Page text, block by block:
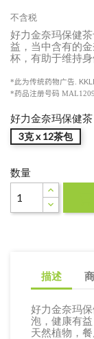
不含税
好力金奈玛保健
益，当中含有的
杯，有助于维持身
*此为传统药物广告
*药品注册号码
好力金奈玛保健茶
3克 x 12茶包
数量
描述
好力金奈玛
泡，健康有
天然植物，